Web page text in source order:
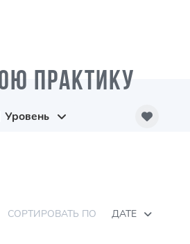
ПРАКТИКУ
Уровень
СОРТИРОВАТЬ ПО ДАТЕ